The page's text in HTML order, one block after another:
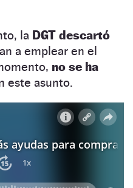
la DGT descartó
a emplear en el
no se ha
este asunto.